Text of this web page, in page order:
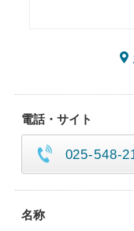
電話・サイト
025-548-
名称